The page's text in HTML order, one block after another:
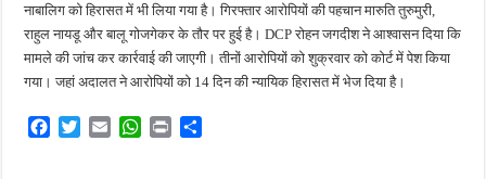
नाबालिग को हिरासत में भी लिया गया है। गिरफ्तार आरोपियों की पहचान मारुति तुरुमुरी,
राहुल नायडू और बालू गोजगेकर के तौर पर हुई है। DCP रोहन जगदीश ने आश्वासन दिया कि
मामले की जांच कर कार्रवाई की जाएगी। तीनों आरोपियों को शुक्रवार को कोर्ट में पेश किया
गया। जहां अदालत ने आरोपियों को 14 दिन की न्यायिक हिरासत में भेज दिया है।
W